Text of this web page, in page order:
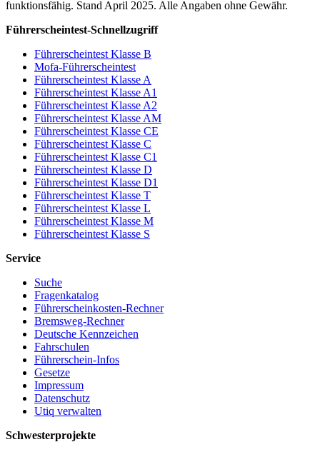
funktionsfähig. Stand April 2025. Alle Angaben ohne Gewähr.
Führerscheintest-Schnellzugriff
Führerscheintest Klasse B
Mofa-Führerscheintest
Führerscheintest Klasse A
Führerscheintest Klasse A1
Führerscheintest Klasse A2
Führerscheintest Klasse AM
Führerscheintest Klasse CE
Führerscheintest Klasse C
Führerscheintest Klasse C1
Führerscheintest Klasse D
Führerscheintest Klasse D1
Führerscheintest Klasse T
Führerscheintest Klasse L
Führerscheintest Klasse M
Führerscheintest Klasse S
Service
Suche
Fragenkatalog
Führerscheinkosten-Rechner
Bremsweg-Rechner
Deutsche Kennzeichen
Fahrschulen
Führerschein-Infos
Gesetze
Impressum
Datenschutz
Utiq verwalten
Schwesterprojekte